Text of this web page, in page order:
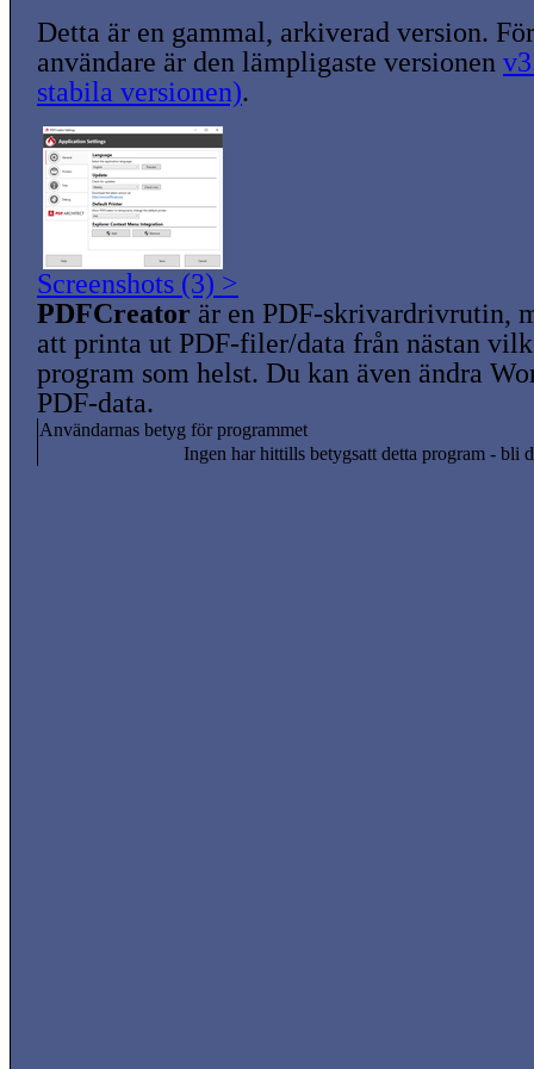
Detta är en gammal, arkiverad version.
användare är den lämpligaste versionen
stabila versionen).
Screenshots (3) >
PDFCreator är en PDF-skrivardrivrutin,
att printa ut PDF-filer/data från nästan
program som helst. Du kan även ändra
PDF-data.
Användarnas betyg för programmet
Ingen har hittills betygsatt detta program - bli